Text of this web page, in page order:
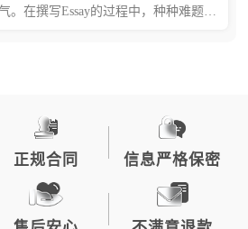
。在撰写Essay的过程中，种种难题接
正规合同 信息严格保密